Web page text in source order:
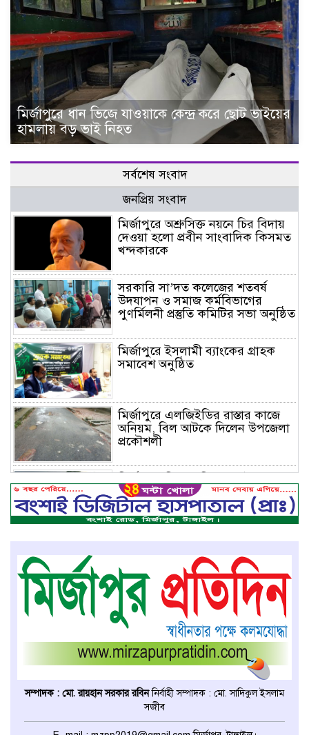
মির্জাপুরে ধান ভিজে যাওয়াকে কেন্দ্র করে ছোট ভাইয়ের
হামলায় বড় ভাই নিহত
সর্বশেষ সংবাদ
জনপ্রিয় সংবাদ
মির্জাপুরে অশ্রুসিক্ত নয়নে চির বিদায়
দেওয়া হলো প্রবীন সাংবাদিক কিসমত
খন্দকারকে
সরকারি সা’দত কলেজের শতবর্ষ
উদযাপন ও সমাজ কর্মবিভাগের
পুণর্মিলনী প্রস্তুতি কমিটির সভা অনুষ্ঠিত
মির্জাপুরে ইসলামী ব্যাংকের গ্রাহক
সমাবেশ অনুষ্ঠিত
মির্জাপুরে এলজিইডির রাস্তার কাজে
অনিয়ম, বিল আটকে দিলেন উপজেলা
প্রকৌশলী
দুয়ারি জাল ধ্বংস
মির্জাপুরে বহুরিয়া সরকারি প্রাথমিক
বিদ্যালয়ের ম্যানেজিং কমিটি গঠন
মির্জাপুরে ধান ভিজে যাওয়াকে কেন্দ্র
করে ছোট ভাইয়ের হামলায় বড় ভাই
নিহত
সম্পাদক : মো. রায়হান সরকার রবিননির্বাহী সম্পাদক : মো. সাদিকুল ইসলাম
সজীব